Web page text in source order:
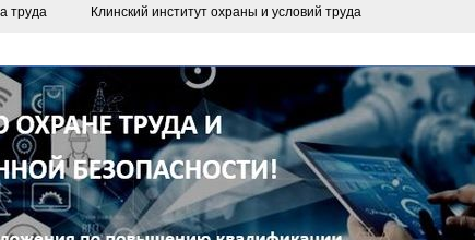
труда Клинский институт охраны и условий труда